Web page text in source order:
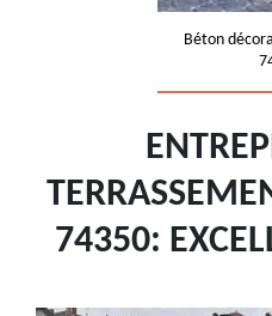
Béton
74350: